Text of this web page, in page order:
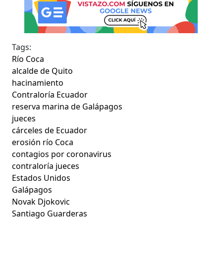
Tags:
Río Coca
alcalde de Quito
hacinamiento
Contraloría Ecuador
reserva marina de Galápagos
jueces
cárceles de Ecuador
erosión río Coca
contagios por coronavirus
contraloría jueces
Estados Unidos
Galápagos
Novak Djokovic
Santiago Guarderas